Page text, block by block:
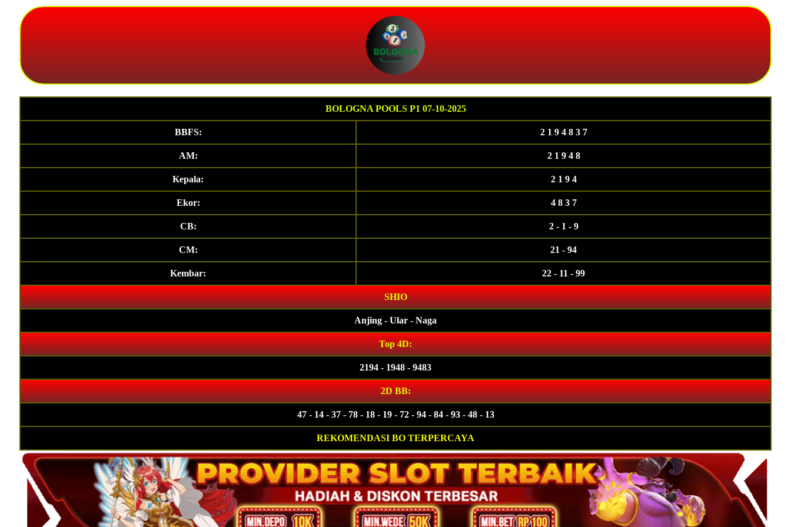
BOLOGNA POOLS P1 07-10-2025
BBFS: 2 1 9 4 8 3 7
AM: 2 1 9 4 8
Kepala: 2 1 9 4
Ekor: 4 8 3 7
CB: 2 - 1 - 9
CM: 21 - 94
Kembar: 22 - 11 - 99
SHIO
Anjing - Ular - Naga
Top 4D:
2194 - 1948 - 9483
2D BB:
47 - 14 - 37 - 78 - 18 - 19 - 72 - 94 - 84 - 93 - 48 - 13
REKOMENDASI BO TERPERCAYA